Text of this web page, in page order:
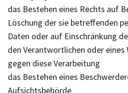
das Bestehen eines Rechts auf
Löschung der sie betreffenden
Daten oder auf Einschränkung
den Verantwortlichen oder eines
gegen diese Verarbeitung
das Bestehen eines
Aufsichtsbehörde